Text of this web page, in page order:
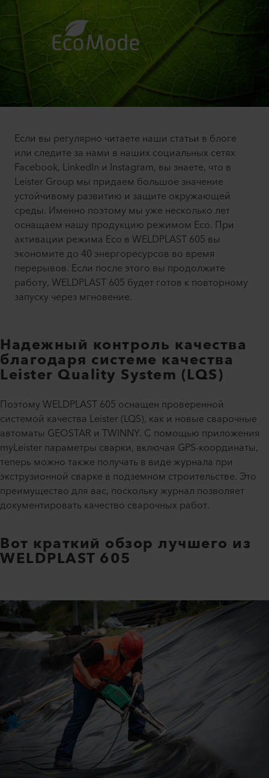
Если вы регулярно читаете наши статьи в блоге
или следите за нами в наших социальных сетях
Facebook, LinkedIn и Instagram, вы знаете, что в
Leister Group мы придаем большое значение
устойчивому развитию и защите окружающей
среды. Именно поэтому мы уже несколько лет
оснащаем нашу продукцию режимом Eco. При
активации режима Eco в WELDPLAST 605 вы
экономите до 40 энергоресурсов во время
перерывов. Если после этого вы продолжите
работу, WELDPLAST 605 будет готов к повторному
запуску через мгновение.
Надежный контроль качества
благодаря системе качества
Leister Quality System (LQS)
Поэтому WELDPLAST 605 оснащен проверенной
системой качества Leister (LQS), как и новые сварочные
автоматы GEOSTAR и TWINNY. С помощью приложения
myLeister параметры сварки, включая GPS-координаты,
теперь можно также получать в виде журнала при
экструзионной сварке в подземном строительстве. Это
преимущество для вас, поскольку журнал позволяет
документировать качество сварочных работ.
Вот краткий обзор лучшего из
WELDPLAST 605